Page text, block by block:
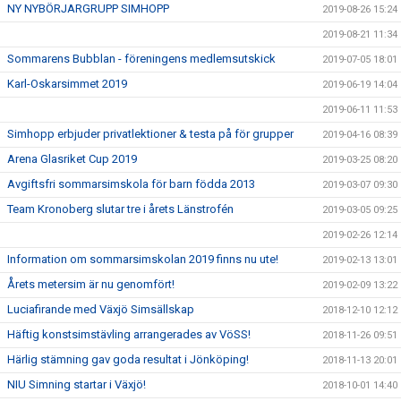
NY NYBÖRJARGRUPP SIMHOPP 2019-08-26 15:24
2019-08-21 11:34
Sommarens Bubblan - föreningens medlemsutskick 2019-07-05 18:01
Karl-Oskarsimmet 2019 2019-06-19 14:04
2019-06-11 11:53
Simhopp erbjuder privatlektioner & testa på för grupper 2019-04-16 08:39
Arena Glasriket Cup 2019 2019-03-25 08:20
Avgiftsfri sommarsimskola för barn födda 2013 2019-03-07 09:30
Team Kronoberg slutar tre i årets Länstrofén 2019-03-05 09:25
2019-02-26 12:14
Information om sommarsimskolan 2019 finns nu ute! 2019-02-13 13:01
Årets metersim är nu genomfört! 2019-02-09 13:22
Luciafirande med Växjö Simsällskap 2018-12-10 12:12
Häftig konstsimstävling arrangerades av VöSS! 2018-11-26 09:51
Härlig stämning gav goda resultat i Jönköping! 2018-11-13 20:01
NIU Simning startar i Växjö! 2018-10-01 14:40